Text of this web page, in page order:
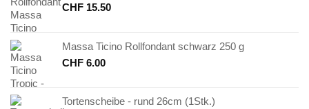
CHF 15.50
Massa Ticino Rollfondant schwarz 250 g
CHF 6.00
Tortenscheibe - rund 26cm (1Stk.)